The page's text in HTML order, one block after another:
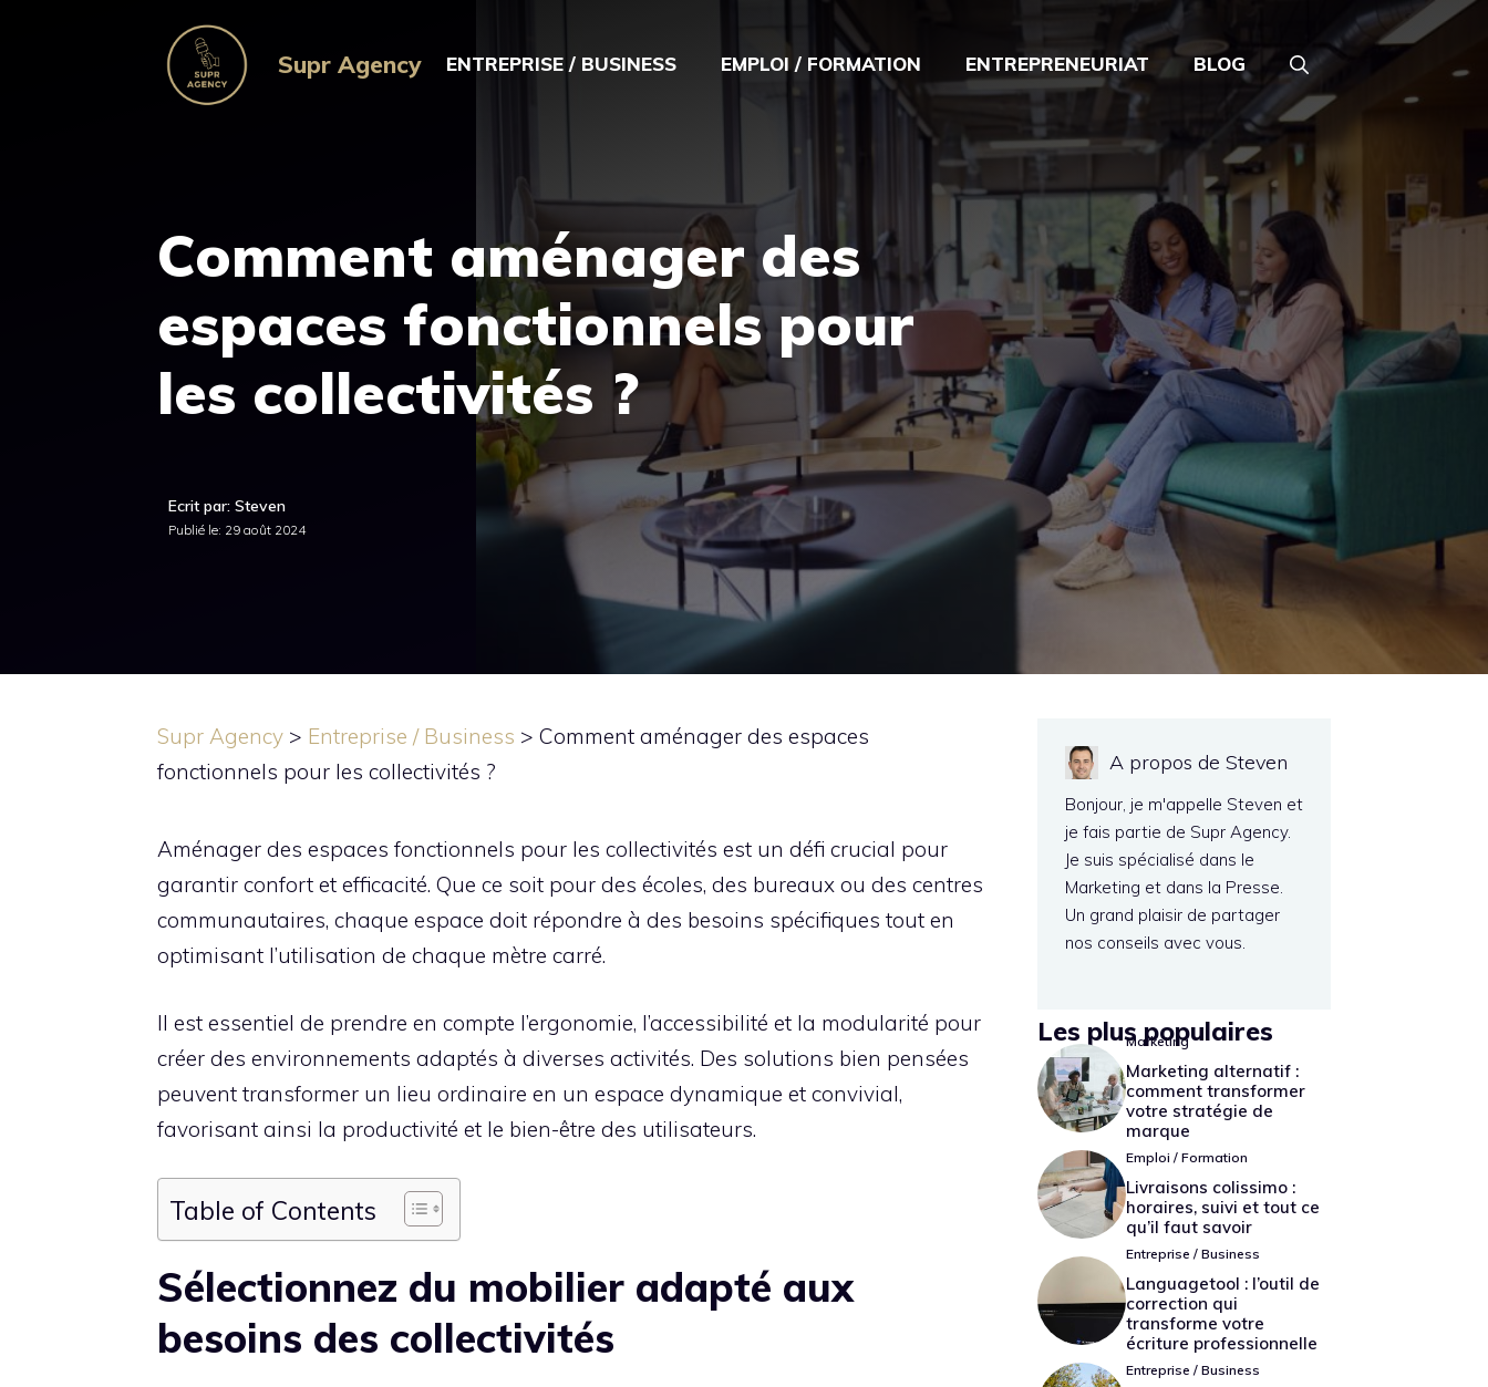
Supr Agency ENTREPRISE / BUSINESS EMPLOI / FORMATION ENTREPRENEURIAT BLOG
Comment aménager des
espaces fonctionnels pour
les collectivités ?
Ecrit par: Steven
Publié le: 29 août 2024
Supr Agency > Entreprise / Business > Comment aménager des espaces
fonctionnels pour les collectivités ?
Aménager des espaces fonctionnels pour les collectivités est un défi crucial pour
garantir confort et efficacité. Que ce soit pour des écoles, des bureaux ou des centres
communautaires, chaque espace doit répondre à des besoins spécifiques tout en
optimisant l’utilisation de chaque mètre carré.
Il est essentiel de prendre en compte l’ergonomie, l’accessibilité et la modularité pour
créer des environnements adaptés à diverses activités. Des solutions bien pensées
peuvent transformer un lieu ordinaire en un espace dynamique et convivial,
favorisant ainsi la productivité et le bien-être des utilisateurs.
Table of Contents
Sélectionnez du mobilier adapté aux
besoins des collectivités
A propos de Steven
Bonjour, je m'appelle Steven et
je fais partie de Supr Agency.
Je suis spécialisé dans le
Marketing et dans la Presse.
Un grand plaisir de partager
nos conseils avec vous.
Les plus populaires
Marketing
Marketing alternatif :
comment transformer
votre stratégie de
marque
Emploi / Formation
Livraisons colissimo :
horaires, suivi et tout ce
qu’il faut savoir
Entreprise / Business
Languagetool : l’outil de
correction qui
transforme votre
écriture professionnelle
Entreprise / Business